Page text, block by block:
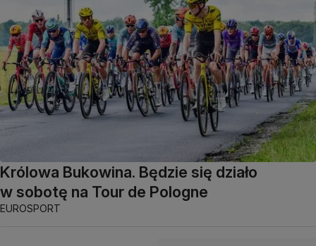
Królowa Bukowina. Będzie się działo
w sobotę na Tour de Pologne
EUROSPORT